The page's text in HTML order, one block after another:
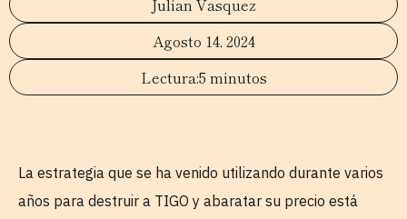
Julian Vasquez
Agosto 14, 2024
5 minutos
La estrategia que se ha venido utilizando durante varios
años para destruir a TIGO y abaratar su precio está